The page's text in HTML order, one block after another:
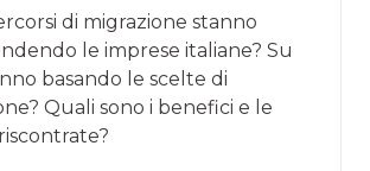
di migrazione stanno
le imprese italiane? Su
basando le scelte di
Quali sono i benefici e le